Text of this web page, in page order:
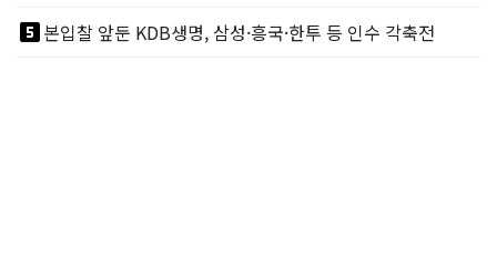
looks_5본입찰 앞둔 KDB생명, 삼성·흥국·한투 등 인수 각축전